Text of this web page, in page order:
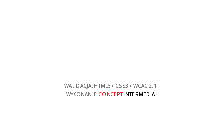
WALIDACJA: HTML5+ CSS3 + WCAG 2.1
WYKONANIE CONCEPTINTERMEDIA